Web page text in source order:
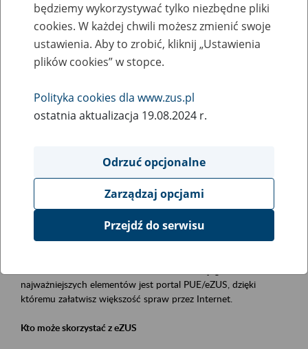
Zaproś ZUS do siebie - zakładanie profili
eZUS w siedzibie Twojej firmy
Rodzaj wydarzenia
Szkolenia
Obszar merytoryczny
obsługa klientów
Opis wydarzenia
Platforma Usług Elektronicznych ZUS eZUS
najważniejszych elementów jest portal PUE/eZUS, dzięki
któremu załatwisz większość spraw przez Internet.
Kto może skorzystać z eZUS
będziemy wykorzystywać tylko niezbędne pliki
cookies. W każdej chwili możesz zmienić swoje
ustawienia. Aby to zrobić, kliknij „Ustawienia
plików cookies” w stopce.
Polityka cookies dla www.zus.pl
ostatnia aktualizacja 19.08.2024 r.
Odrzuć opcjonalne
Zarządzaj opcjami
Przejdź do serwisu